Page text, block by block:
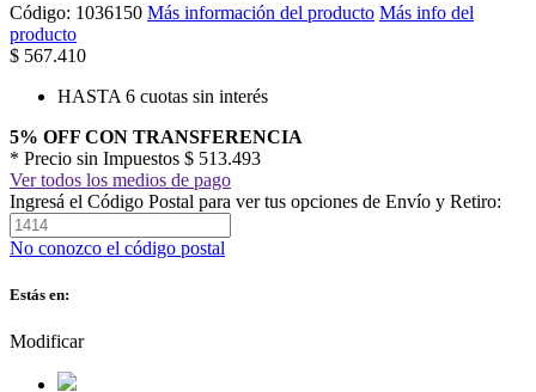
Código: 1036150 Más información del producto Más info del
producto
$ 567.410
HASTA 6 cuotas sin interés
5% OFF CON TRANSFERENCIA
* Precio sin Impuestos $ 513.493
Ver todos los medios de pago
Ingresá el Código Postal para ver tus opciones de Envío y Retiro:
No conozco el código postal
Estás en:
Modificar